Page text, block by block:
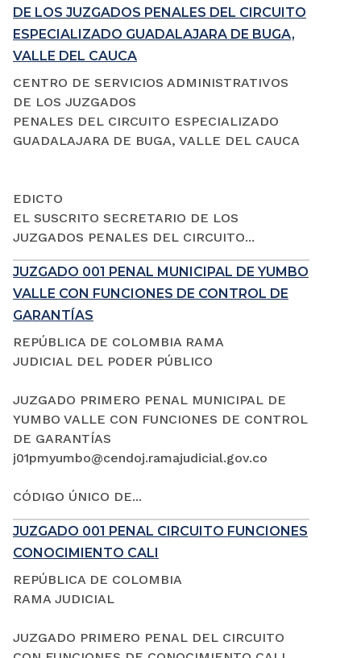
DE LOS JUZGADOS PENALES DEL CIRCUITO
ESPECIALIZADO GUADALAJARA DE BUGA,
VALLE DEL CAUCA
CENTRO DE SERVICIOS ADMINISTRATIVOS
DE LOS JUZGADOS
PENALES DEL CIRCUITO ESPECIALIZADO
GUADALAJARA DE BUGA, VALLE DEL CAUCA
EDICTO
EL SUSCRITO SECRETARIO DE LOS
JUZGADOS PENALES DEL CIRCUITO...
JUZGADO 001 PENAL MUNICIPAL DE YUMBO
VALLE CON FUNCIONES DE CONTROL DE
GARANTÍAS
REPÚBLICA DE COLOMBIA RAMA
JUDICIAL DEL PODER PÚBLICO
JUZGADO PRIMERO PENAL MUNICIPAL DE
YUMBO VALLE CON FUNCIONES DE CONTROL
DE GARANTÍAS
j01pmyumbo@cendoj.ramajudicial.gov.co
CÓDIGO ÚNICO DE...
JUZGADO 001 PENAL CIRCUITO FUNCIONES
CONOCIMIENTO CALI
REPÚBLICA DE COLOMBIA
RAMA JUDICIAL
JUZGADO PRIMERO PENAL DEL CIRCUITO